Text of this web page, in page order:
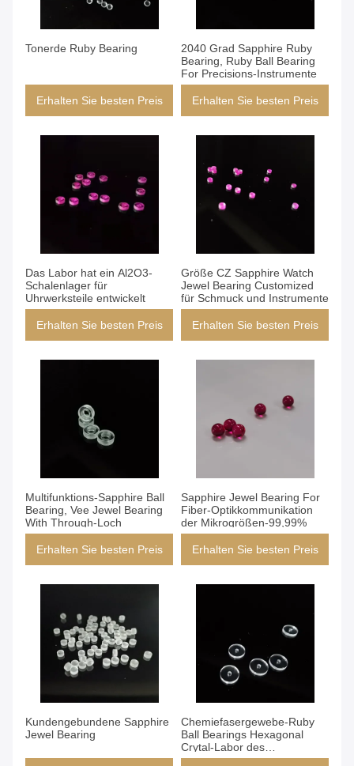
Tonerde Ruby Bearing
Erhalten Sie besten Preis
2040 Grad Sapphire Ruby
Bearing, Ruby Ball Bearing
For Precisions-Instrumente
Erhalten Sie besten Preis
Das Labor hat ein Al2O3-
Schalenlager für
Uhrwerksteile entwickelt
Erhalten Sie besten Preis
Größe CZ Sapphire Watch
Jewel Bearing Customized
für Schmuck und Instrumente
Erhalten Sie besten Preis
Multifunktions-Sapphire Ball
Bearing, Vee Jewel Bearing
With Through-Loch
Erhalten Sie besten Preis
Sapphire Jewel Bearing For
Fiber-Optikkommunikation
der Mikrogrößen-99,99%
Erhalten Sie besten Preis
Kundengebundene Sapphire
Jewel Bearing
Chemiefasergewebe-Ruby
Ball Bearings Hexagonal
Crytal-Labor des
Durchmesser-0.06mm schuf